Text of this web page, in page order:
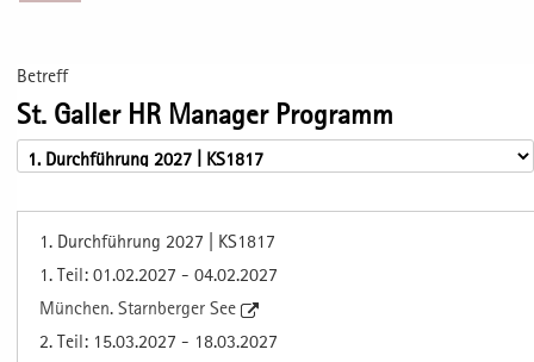
Betreff
St. Galler HR Manager Programm
1. Durchführung 2027 | KS1817
1. Teil: 01.02.2027 - 04.02.2027
München. Starnberger See
2. Teil: 15.03.2027 - 18.03.2027